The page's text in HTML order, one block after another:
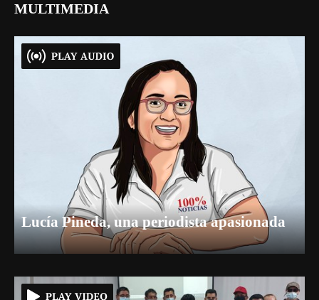
MULTIMEDIA
Lucía Pineda, una periodista apasionada